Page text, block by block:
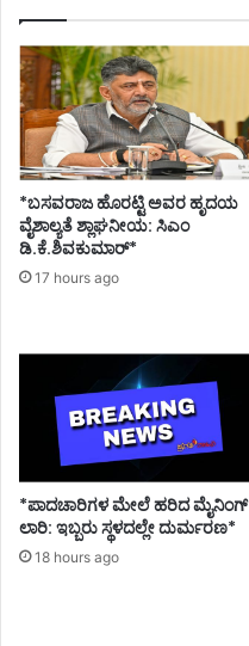
*ಬಸವರಾಜ ಹೊರಟ್ಟಿ ಅವರ ಹೃದಯ
ವೈಶಾಲ್ಯತೆ ಶ್ಲಾಘನೀಯ: ಸಿಎಂ
ಡಿ.ಕೆ.ಶಿವಕುಮಾರ್*
17 hours ago
*ಪಾದಚಾರಿಗಳ ಮೇಲೆ ಹರಿದ ಮೈನಿಂಗ್
ಲಾರಿ: ಇಬ್ಬರು ಸ್ಥಳದಲ್ಲೇ ದುರ್ಮರಣ*
18 hours ago